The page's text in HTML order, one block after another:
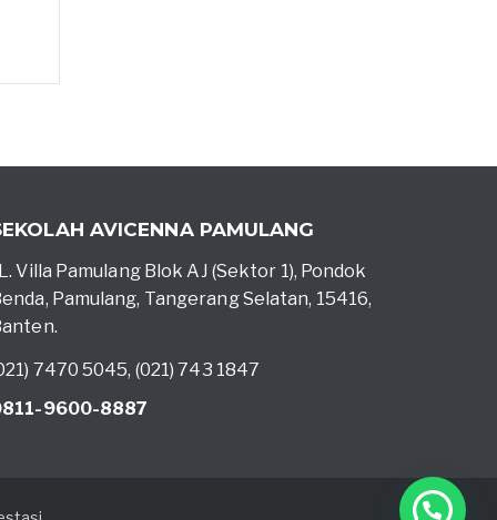
AVICENNA PAMULANG
Villa Pamulang Blok AJ (Sektor 1), Pondok
Pamulang, Tangerang Selatan, 15416,
7470 5045, (021) 743 1847
9600-8887